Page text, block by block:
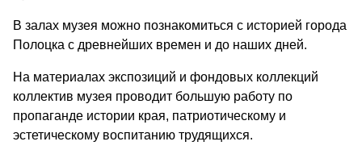
В залах музея можно познакомиться с историей города
Полоцка с древнейших времен и до наших дней.
На материалах экспозиций и фондовых коллекций
коллектив музея проводит большую работу по
пропаганде истории края, патриотическому и
эстетическому воспитанию трудящихся.